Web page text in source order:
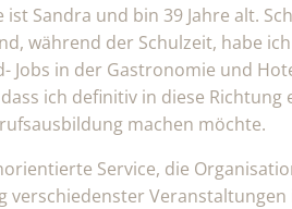
ist Sandra und bin 39 Jahre alt.
während der Schulzeit, habe
Jobs in der Gastronomie und
ich definitiv in diese Richtung
machen möchte.
Service, die
verschiedenster Veranstaltungen